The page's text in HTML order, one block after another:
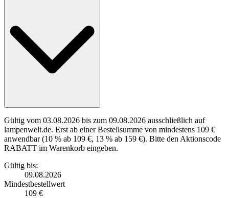
Gültig vom 03.08.2026 bis zum 09.08.2026 ausschließlich auf
lampenwelt.de. Erst ab einer Bestellsumme von mindestens 109 €
anwendbar (10 % ab 109 €, 13 % ab 159 €). Bitte den Aktionscode
RABATT im Warenkorb eingeben.
Gültig bis:
09.08.2026
Mindestbestellwert
109 €